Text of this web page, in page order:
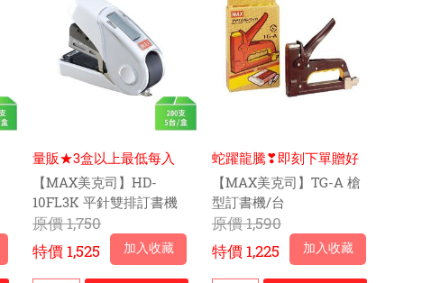
量販★3盒以上最低每入
$285元
【MAX美克司】HD-
10FL3K 平針雙排訂書機
(白)-5台/盒
原價1,750
特價 1,525 加入收藏
蛇躍龍騰❣即刻下單贈好
禮【MAX美克司】TG-A 槍
型訂書機/台
原價1,590
特價1,225 加入收藏